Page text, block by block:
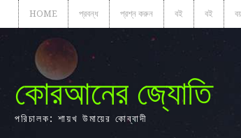
HOME প্রবন্ধ প্রশ্ন করুন বই বই
কোরআনের জ্যোতি
পরিচালক: শায়খ উমায়ের কোব্বাদী